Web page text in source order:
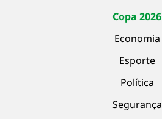
Copa 2026
Economia
Esporte
Política
Segurança